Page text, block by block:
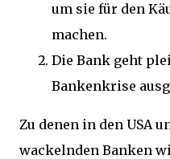
um sie für den
machen.
Die Bank geht
Bankenkrise
Zu denen in den USA
wackelnden Banken